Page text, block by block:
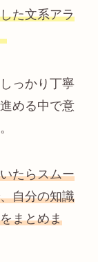
た文系アラ
っかり丁寧
める中で意
たらスムー
自分の知識
まとめま